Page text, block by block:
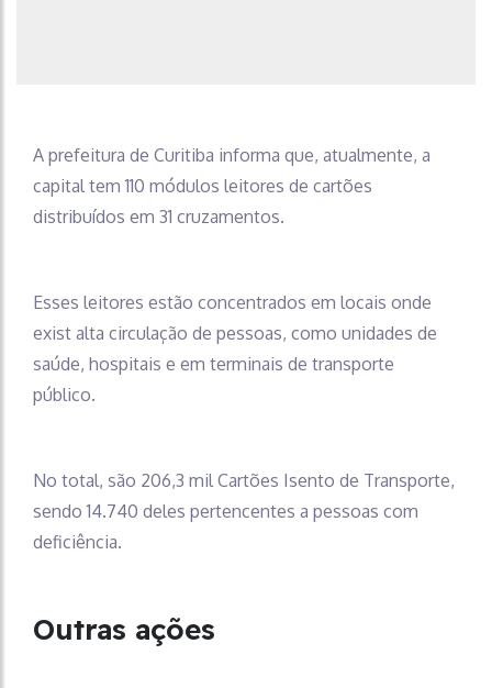
A prefeitura de Curitiba informa que, atualmente, a
capital tem 110 módulos leitores de cartões
distribuídos em 31 cruzamentos.
Esses leitores estão concentrados em locais onde
exist alta circulação de pessoas, como unidades de
saúde, hospitais e em terminais de transporte
público.
No total, são 206,3 mil Cartões Isento de Transporte,
sendo 14.740 deles pertencentes a pessoas com
deficiência.
Outras ações